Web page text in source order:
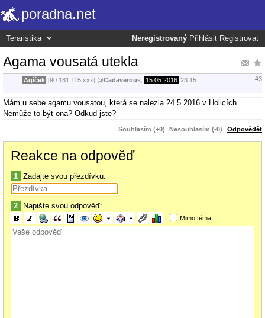
poradna.net
Neregistrovaný Přihlásit Registrovat
Agama vousatá utekla
Agíček [90.181.115.xxx] @Cadaverous 15.05.2016 23:15 #3
Mám u sebe agamu vousatou, která se nalezla 24.5.2016 v Holicích.
Nemůže to být ona? Odkud jste?
Souhlasím (+0) Nesouhlasím (-0) Odpovědět
Reakce na odpověď
1 Zadajte svou přezdívku:
2 Napište svou odpověď:
Mimo téma